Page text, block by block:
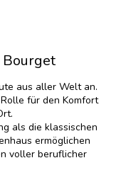
aus aller Welt an.
für den Komfort
als die klassischen
ermöglichen
voller beruflicher